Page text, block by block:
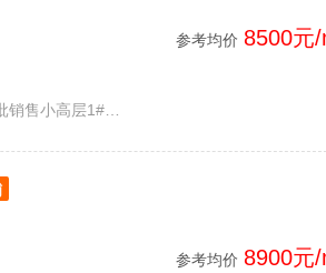
参考均价 8500元/
参考均价 8900元/